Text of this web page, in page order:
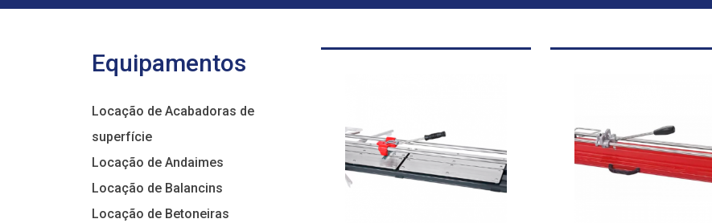
Equipamentos
Locação de Acabadoras de
superfície
Locação de Andaimes
Locação de Balancins
Locação de Betoneiras